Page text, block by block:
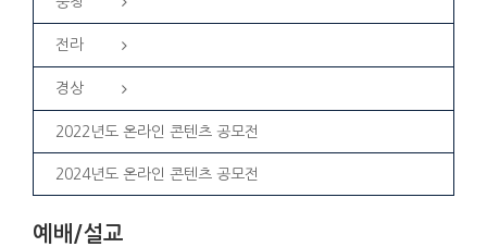
전라
경상
2022년도 온라인 콘텐츠 공모전
2024년도 온라인 콘텐츠 공모전
예배/설교